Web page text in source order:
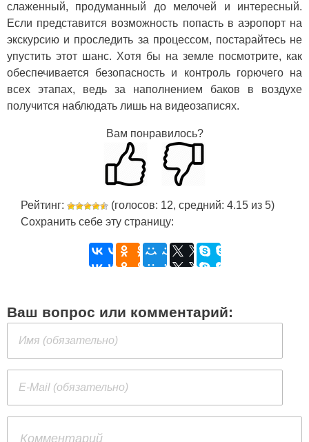
слаженный, продуманный до мелочей и интересный.
Если представится возможность попасть в аэропорт на
экскурсию и проследить за процессом, постарайтесь не
упустить этот шанс. Хотя бы на земле посмотрите, как
обеспечивается безопасность и контроль горючего на
всех этапах, ведь за наполнением баков в воздухе
получится наблюдать лишь на видеозаписях.
Вам понравилось?
Рейтинг: (голосов: 12, средний: 4.15 из 5)
Сохранить себе эту страницу:
Ваш вопрос или комментарий: